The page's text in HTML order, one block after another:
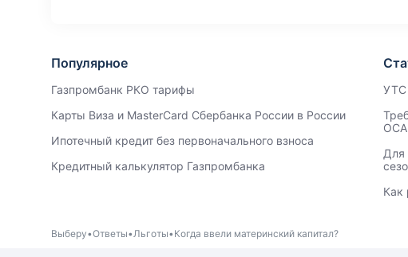
Популярное
Газпромбанк РКО тарифы
Карты Виза и MasterCard Сбербанка России в России
Ипотечный кредит без первоначального взноса
Кредитный калькулятор Газпромбанка
УТС
Для
Как
Выберу Ответы Льготы Когда ввели материнский капитал?